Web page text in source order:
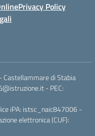
Privacy Policy
Castellammare di Stabia
- PEC:
iPA: istsc_naic847006 -
elettronica (CUF):